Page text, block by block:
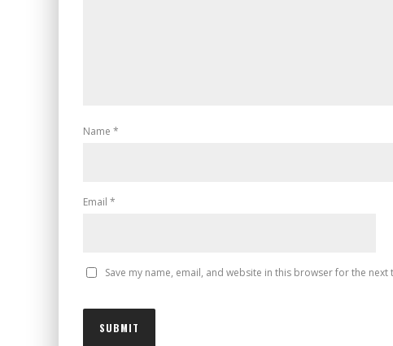
Name *
Email *
Save my name, email, and website in this browser for the next